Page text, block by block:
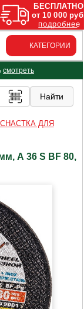
КАТЕГОРИИ
смотреть
ДЛЯ
А 36 S BF 80,